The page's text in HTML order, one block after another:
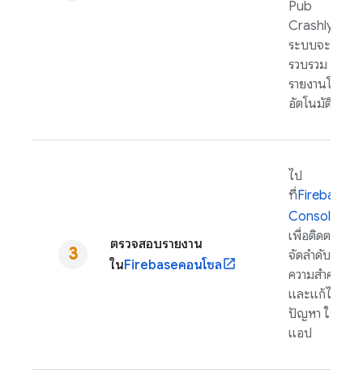
Pub
Crashlytics
ระบบจะเริ่ม
รวบรวม
รายงานโดย
อัตโนมัติ
ตรวจสอบรายงาน
ในFirebaseคอนโซล
ไป
ที่Firebase
Console
เพื่อติดตาม
จัดลำดับ
ความสำคัญ
และแก้ไข
ปัญหา ใน
แอป